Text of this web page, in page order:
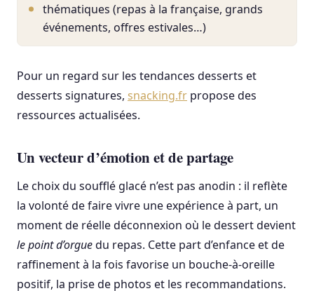
thématiques (repas à la française, grands
événements, offres estivales…)
Pour un regard sur les tendances desserts et
desserts signatures, snacking.fr propose des
ressources actualisées.
Un vecteur d’émotion et de partage
Le choix du soufflé glacé n’est pas anodin : il reflète
la volonté de faire vivre une expérience à part, un
moment de réelle déconnexion où le dessert devient
le point d’orguedu repas. Cette part d’enfance et de
raffinement à la fois favorise un bouche-à-oreille
positif, la prise de photos et les recommandations.